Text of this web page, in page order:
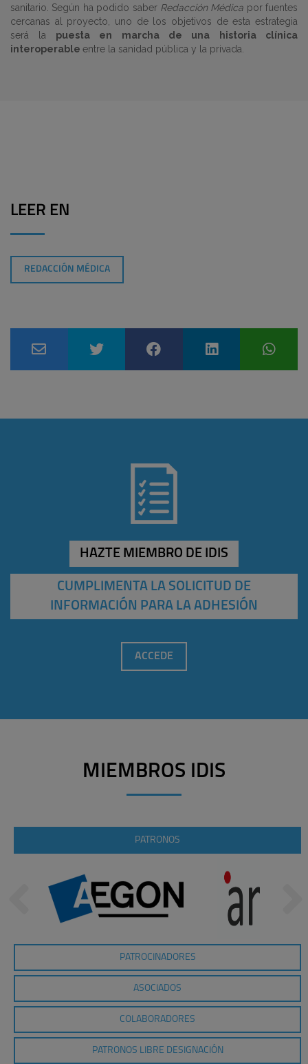
sanitario. Según ha podido saber Redacción Médica por fuentes
cercanas al proyecto, uno de los objetivos de esta estrategia
será la puesta en marcha de una historia clínica
interoperable entre la sanidad pública y la privada.
LEER EN
REDACCIÓN MÉDICA
HAZTE MIEMBRO DE IDIS
CUMPLIMENTA LA SOLICITUD DE
INFORMACIÓN PARA LA ADHESIÓN
ACCEDE
MIEMBROS IDIS
PATRONOS
PATROCINADORES
ASOCIADOS
COLABORADORES
PATRONOS LIBRE DESIGNACIÓN